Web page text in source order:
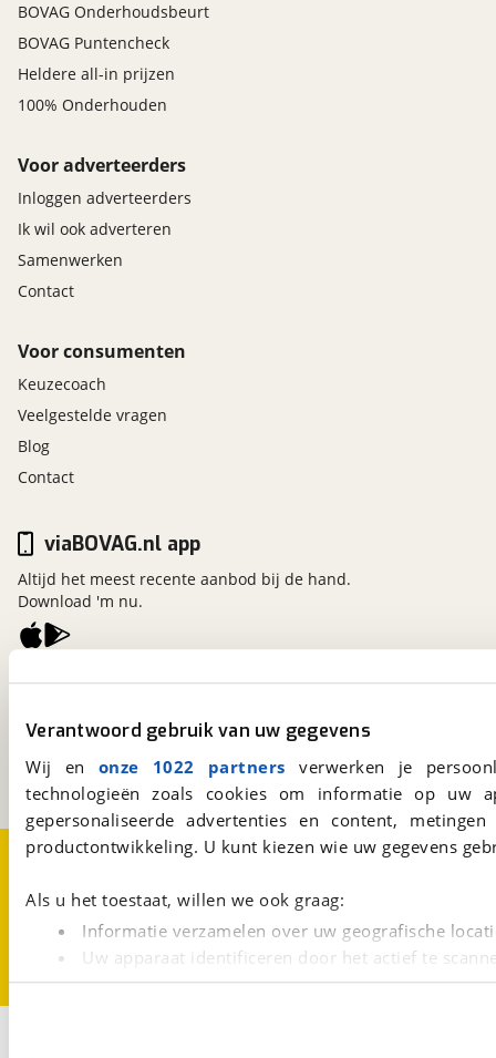
Verantwoord gebruik van uw gegevens
Wij en onze 1022 partners verwerken je
technologieën zoals cookies om informatie op
gepersonaliseerde advertenties en content,
productontwikkeling. U kunt kiezen wie uw gegevens
Als u het toestaat, willen we ook graag:
Informatie verzamelen over uw geografische
Uw apparaat identificeren door het actief te
Lees meer over hoe uw persoonlijke gegevens worden
BOVAG Onderhoudsbeurt
BOVAG Puntencheck
Heldere all-in prijzen
100% Onderhouden
Voor adverteerders
Inloggen adverteerders
Ik wil ook adverteren
Samenwerken
Contact
Voor consumenten
Keuzecoach
Veelgestelde vragen
Blog
Contact
viaBOVAG.nl
Kosterijland
3981 AJ Bunnik
Een initiatief van
BOVAG
viaBOVAG.nl app
Altijd het meest recente aanbod bij de hand.
Download 'm nu.
Over viaBOVAG.nlDisclaimer- en Privacyverklaring